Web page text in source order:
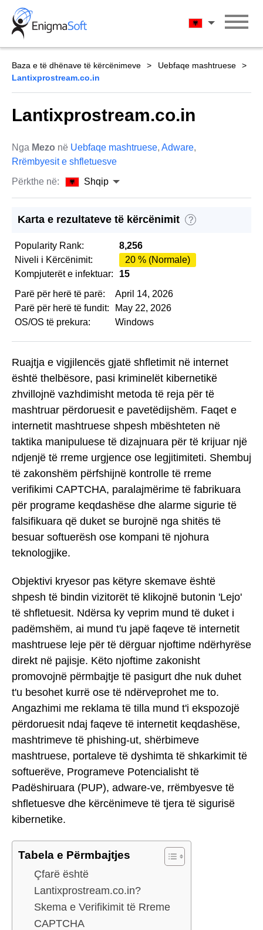
Skip
content
Shqip
Baza e të dhënave të kërcënimeve
Uebfaqe mashtruese
Lantixprostream.co.in
Lantixprostream.co.in
Nga Mezo në Uebfaqe mashtruese, Adware,
Rrëmbyesit e shfletuesve
Përkthe në:
Shqip
Karta e rezultateve të kërcënimit ?
Popularity Rank:
8,256
Niveli i Kërcënimit:
20 % (Normale)
Kompjuterët e infektuar:
15
Parë për herë të parë:
April 14, 2026
Parë për herë të fundit:
May 22, 2026
OS/OS të prekura:
Windows
Ruajtja e vigjilencës gjatë shfletimit në internet
është thelbësore, pasi kriminelët kibernetikë
zhvillojnë vazhdimisht metoda të reja për të
mashtruar përdoruesit e pavetëdijshëm. Faqet e
internetit mashtruese shpesh mbështeten në
taktika manipuluese të dizajnuara për të krijuar një
ndjenjë të rreme urgjence ose legjitimiteti. Shembuj
të zakonshëm përfshijnë kontrolle të rreme
verifikimi CAPTCHA, paralajmërime të fabrikuara
për programe keqdashëse dhe alarme sigurie të
falsifikuara që duket se burojnë nga shitës të
besuar softuerësh ose kompani të njohura
teknologjike.
Objektivi kryesor pas këtyre skemave është
shpesh të bindin vizitorët të klikojnë butonin 'Lejo'
të shfletuesit. Ndërsa ky veprim mund të duket i
padëmshëm, ai mund t'u japë faqeve të internetit
mashtruese leje për të dërguar njoftime ndërhyrëse
direkt në pajisje. Këto njoftime zakonisht
promovojnë përmbajtje të pasigurt dhe nuk duhet
t'u besohet kurrë ose të ndërveprohet me to.
Angazhimi me reklama të tilla mund t'i ekspozojë
përdoruesit ndaj faqeve të internetit keqdashëse,
mashtrimeve të phishing-ut, shërbimeve
mashtruese, portaleve të dyshimta të shkarkimit të
softuerëve, Programeve Potencialisht të
Padëshiruara (PUP), adware-ve, rrëmbyesve të
shfletuesve dhe kërcënimeve të tjera të sigurisë
kibernetike.
Tabela e Përmbajtjes
Çfarë është
Lantixprostream.co.in?
Skema e Verifikimit të Rreme
CAPTCHA